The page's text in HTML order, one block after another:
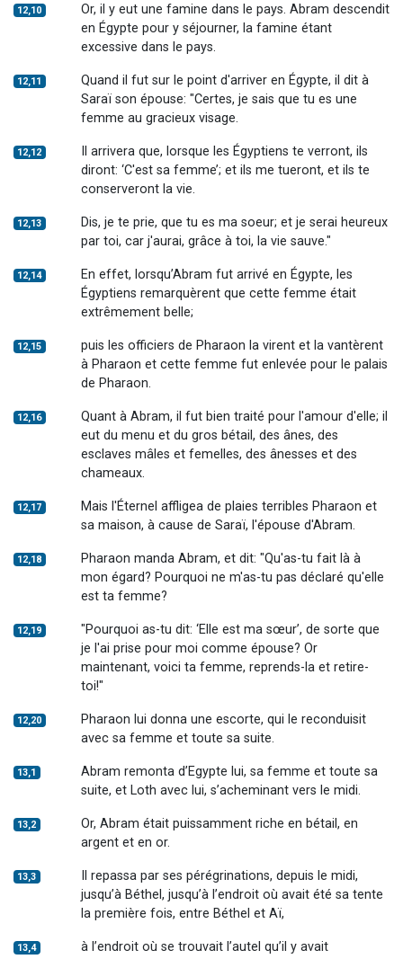
12,10
Or, il y eut une famine dans le pays. Abram descendit
en Égypte pour y séjourner, la famine étant
excessive dans le pays.
12,11
Quand il fut sur le point d'arriver en Égypte, il dit à
Saraï son épouse: "Certes, je sais que tu es une
femme au gracieux visage.
12,12
Il arrivera que, lorsque les Égyptiens te verront, ils
diront: ‘C'est sa femme’; et ils me tueront, et ils te
conserveront la vie.
12,13
Dis, je te prie, que tu es ma soeur; et je serai heureux
par toi, car j'aurai, grâce à toi, la vie sauve."
12,14
En effet, lorsqu’Abram fut arrivé en Égypte, les
Égyptiens remarquèrent que cette femme était
extrêmement belle;
12,15
puis les officiers de Pharaon la virent et la vantèrent
à Pharaon et cette femme fut enlevée pour le palais
de Pharaon.
12,16
Quant à Abram, il fut bien traité pour l'amour d'elle; il
eut du menu et du gros bétail, des ânes, des
esclaves mâles et femelles, des ânesses et des
chameaux.
12,17
Mais l'Éternel affligea de plaies terribles Pharaon et
sa maison, à cause de Saraï, l'épouse d'Abram.
12,18
Pharaon manda Abram, et dit: "Qu'as-tu fait là à
mon égard? Pourquoi ne m'as-tu pas déclaré qu'elle
est ta femme?
12,19
"Pourquoi as-tu dit: ‘Elle est ma sœur’, de sorte que
je l'ai prise pour moi comme épouse? Or
maintenant, voici ta femme, reprends-la et retire-
toi!"
12,20
Pharaon lui donna une escorte, qui le reconduisit
avec sa femme et toute sa suite.
13,1
Abram remonta d’Egypte lui, sa femme et toute sa
suite, et Loth avec lui, s’acheminant vers le midi.
13,2
Or, Abram était puissamment riche en bétail, en
argent et en or.
13,3
Il repassa par ses pérégrinations, depuis le midi,
jusqu’à Béthel, jusqu’à l’endroit où avait été sa tente
la première fois, entre Béthel et Aï,
13,4
à l’endroit où se trouvait l’autel qu’il y avait